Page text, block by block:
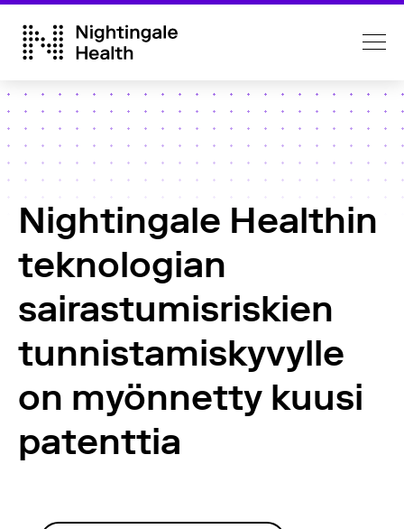
Nightingale Healthin
teknologian
sairastumisriskien
tunnistamiskyvylle
on myönnetty kuusi
patenttia